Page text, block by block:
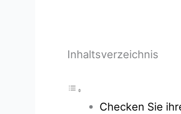
Inhaltsverzeichnis
Checken Sie